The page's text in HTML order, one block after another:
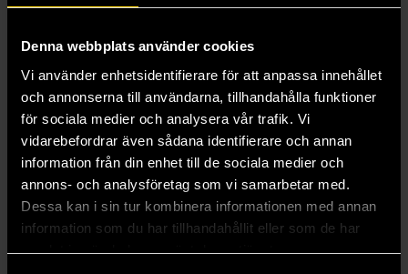
Denna webbplats använder cookies
Vi använder enhetsidentifierare för att anpassa innehållet
och annonserna till användarna, tillhandahålla funktioner
för sociala medier och analysera vår trafik. Vi
vidarebefordrar även sådana identifierare och annan
information från din enhet till de sociala medier och
annons- och analysföretag som vi samarbetar med.
Dessa kan i sin tur kombinera informationen med annan
information som du har tillhandahållit eller som de har
samlat in när du har använt deras tjänster.
The Killing Moon
N K Jemisin
179 kr
Beställ
The Alloy of Law
Brandon Sanderson
159 kr
Beställ